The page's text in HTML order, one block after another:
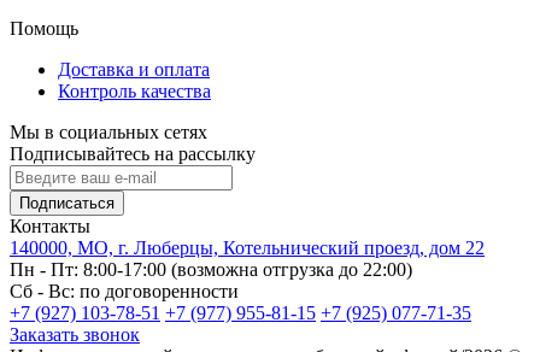
Помощь
Доставка и оплата
Контроль качества
Мы в социальных сетях
Подписывайтесь на рассылку
Подписаться
Контакты
140000, МО, г. Люберцы, Котельнический проезд, дом 22
Пн - Пт: 8:00-17:00 (возможна отгрузка до 22:00)
Сб - Вс: по договоренности
+7 (927) 103-78-51 +7 (977) 955-81-15 +7 (925) 077-71-35
Заказать звонок